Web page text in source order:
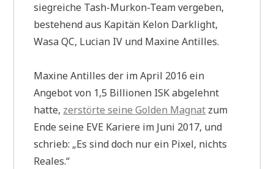
siegreiche Tash-Murkon-Team vergeben,
bestehend aus Kapitän Kelon Darklight,
Wasa QC, Lucian IV und Maxine Antilles.
Maxine Antilles der im April 2016 ein
Angebot von 1,5 Billionen ISK abgelehnt
hatte, zerstörte seine Golden Magnat zum
Ende seine EVE Kariere im Juni 2017, und
schrieb: „Es sind doch nur ein Pixel, nichts
Reales.“